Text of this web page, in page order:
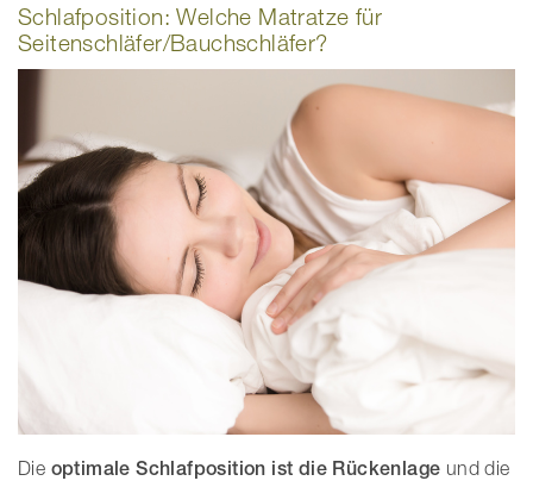
n
d
r
s
h
e
H
ä
Schlafposition: Welche Matratze für
Seitenschläfer/Bauchschläfer?
Die optimale Schlafposition ist die Rückenlage und die